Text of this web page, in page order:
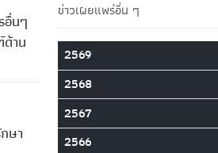
อื่นๆ
าน
ษา
ข่าวเผยแพร่อื่น ๆ
2569
2568
2567
2566